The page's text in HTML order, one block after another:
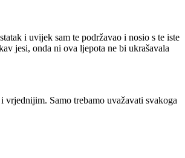
i uvijek sam te podržavao i nosio s te iste
jesi, onda ni ova ljepota ne bi ukrašavala
Samo trebamo uvažavati svakoga